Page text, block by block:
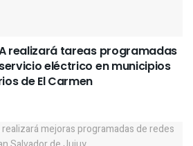
realizará tareas programadas
eléctrico en municipios
de El Carmen